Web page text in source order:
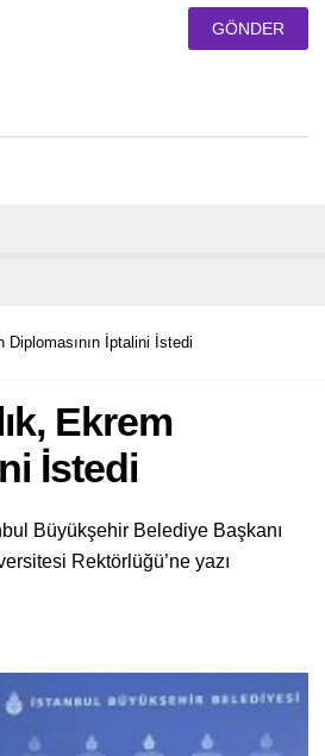
Diplomasının İptalini İstedi
Ekrem
İstedi
Büyükşehir Belediye Başkanı
Rektörlüğü’ne yazı